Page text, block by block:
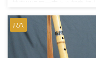
よって評価が変わります。今
は大宝の銘、琴古流の歌口、
銀三線籐巻、一尺八寸という
仕様に加え、各部の実測寸法
流 銀太巻 一尺八寸を宅配買
させていただきました。拝見
させていただきましたとこ
ろ、使用による些細な小キズ
はあるものの、音出しもスム
尺八